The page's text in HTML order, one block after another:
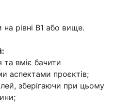
на рівні B1 або вище.
вміє бачити
аспектами проєктів;
зберігаючи при цьому